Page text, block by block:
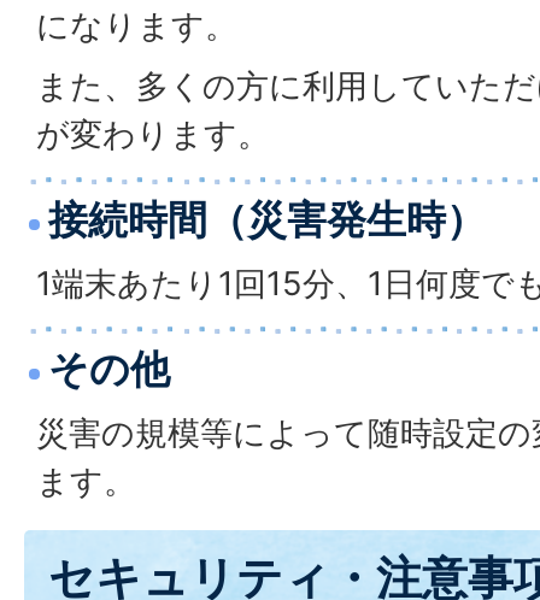
になります。
また、多くの方に利用していた
が変わります。
接続時間（災害発生時）
1端末あたり1回15分、1日何度で
その他
災害の規模等によって随時設定
ます。
セキュリティ・注意事